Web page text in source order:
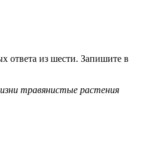
ответа из шести. Запишите в
травянистые растения